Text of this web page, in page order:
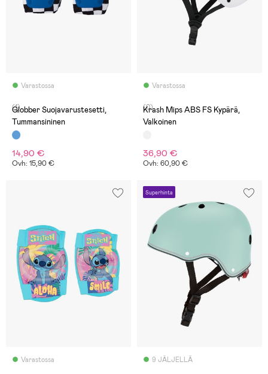
Varastossa
(1)
Globber Suojavarustesetti,
Tummansininen
14,90 €
Ovh: 15,90 €
Varastossa
(0)
Krash Mips ABS FS Kypärä,
Valkoinen
36,90 €
Ovh: 60,90 €
Varastossa
Superhinta
9 JÄLJELLÄ